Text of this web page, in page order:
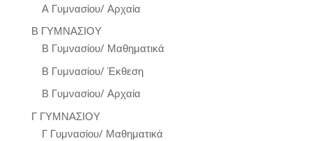
Α Γυμνασίου/ Αρχαία
Β ΓΥΜΝΑΣΙΟΥ
Β Γυμνασίου/ Μαθηματικά
Β Γυμνασίου/ Έκθεση
Β Γυμνασίου/ Αρχαία
Γ ΓΥΜΝΑΣΙΟΥ
Γ Γυμνασίου/ Μαθηματικά